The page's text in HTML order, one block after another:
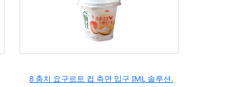
8 충치 요구르트 컵 측면 입구 IML 솔루션.